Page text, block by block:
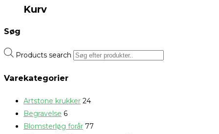
Kurv
Søg
Products search
Varekategorier
Artstone krukker 24
Begravelse 6
Blomsterløg forår 77